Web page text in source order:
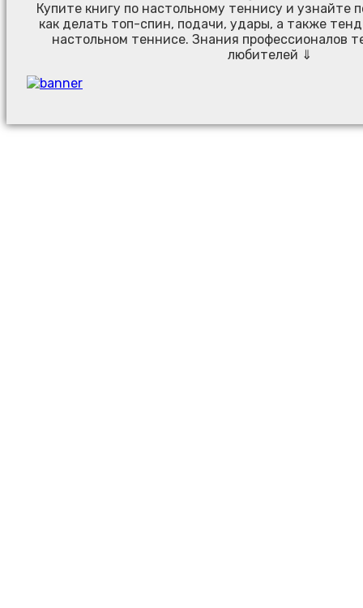
Купите книгу по настольному теннису и узнайте
как делать топ-спин, подачи, удары, а также
настольном теннисе. Знания профессионалов
любителей ⇓